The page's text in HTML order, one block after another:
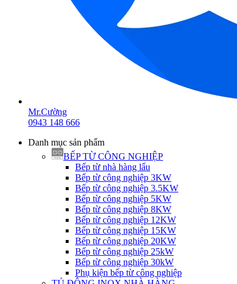
Mr.Cường
0943 148 666
Danh mục sản phẩm
BẾP TỪ CÔNG NGHIỆP
Bếp từ nhà hàng lẩu
Bếp từ công nghiệp 3KW
Bếp từ công nghiệp 3.5KW
Bếp từ công nghiệp 5KW
Bếp từ công nghiệp 8KW
Bếp từ công nghiệp 12KW
Bếp từ công nghiệp 15KW
Bếp từ công nghiệp 20KW
Bếp từ công nghiệp 25kW
Bếp từ công nghiệp 30kW
Phụ kiện bếp từ công nghiệp